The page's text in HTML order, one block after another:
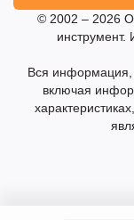
© 2002 – 2026
Вся информация,
включая